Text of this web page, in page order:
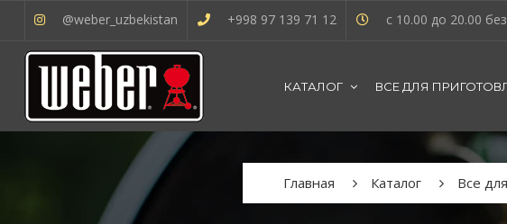
@weber_uzbekistan +998 97 139 71 12 с 10.00 до 20.00
КАТАЛОГ ВСЕ ДЛЯ
Главная Каталог Все